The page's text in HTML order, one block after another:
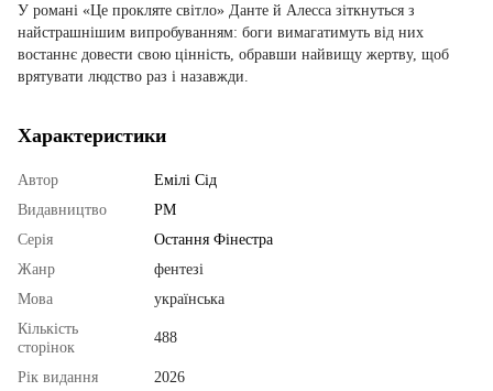
У романі «Це прокляте світло» Данте й Алесса зіткнуться з
найстрашнішим випробуванням: боги вимагатимуть від них
востаннє довести свою цінність, обравши найвищу жертву, щоб
врятувати людство раз і назавжди.
Характеристики
Автор
Емілі Сід
Видавництво
РМ
Серія
Остання Фінестра
Жанр
фентезі
Мова
українська
Кількість
сторінок
488
Рік видання
2026